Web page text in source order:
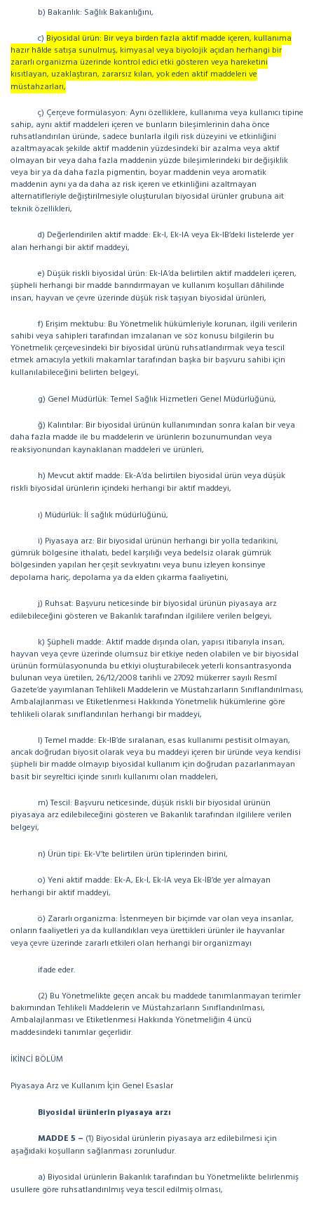
b) Bakanlık: Sağlık Bakanlığını,
c) Biyosidal ürün: Bir veya birden fazla aktif madde içeren, kullanıma
hazır hâlde satışa sunulmuş, kimyasal veya biyolojik açıdan herhangi bir
zararlı organizma üzerinde kontrol edici etki gösteren veya hareketini
kısıtlayan, uzaklaştıran, zararsız kılan, yok eden aktif maddeleri ve
müstahzarları,
ç) Çerçeve formülasyon: Aynı özelliklere, kullanıma veya kullanıcı tipine
sahip, aynı aktif maddeleri içeren ve bunların bileşimlerinin daha önce
ruhsatlandırılan üründe, sadece bunlarla ilgili risk düzeyini ve etkinliğini
azaltmayacak şekilde aktif maddenin yüzdesindeki bir azalma veya aktif
olmayan bir veya daha fazla maddenin yüzde bileşimlerindeki bir değişiklik
veya bir ya da daha fazla pigmentin, boyar maddenin veya aromatik
maddenin aynı ya da daha az risk içeren ve etkinliğini azaltmayan
alternatifleriyle değiştirilmesiyle oluşturulan biyosidal ürünler grubuna ait
teknik özellikleri,
d) Değerlendirilen aktif madde: Ek-I, Ek-IA veya Ek-IB’deki listelerde yer
alan herhangi bir aktif maddeyi,
e) Düşük riskli biyosidal ürün: Ek-IA’da belirtilen aktif maddeleri içeren,
şüpheli herhangi bir madde barındırmayan ve kullanım koşulları dâhilinde
insan, hayvan ve çevre üzerinde düşük risk taşıyan biyosidal ürünleri,
f) Erişim mektubu: Bu Yönetmelik hükümleriyle korunan, ilgili verilerin
sahibi veya sahipleri tarafından imzalanan ve söz konusu bilgilerin bu
Yönetmelik çerçevesindeki bir biyosidal ürünü ruhsatlandırmak veya tescil
etmek amacıyla yetkili makamlar tarafından başka bir başvuru sahibi için
kullanılabileceğini belirten belgeyi,
g) Genel Müdürlük: Temel Sağlık Hizmetleri Genel Müdürlüğünü,
ğ) Kalıntılar: Bir biyosidal ürünün kullanımından sonra kalan bir veya
daha fazla madde ile bu maddelerin ve ürünlerin bozunumundan veya
reaksiyonundan kaynaklanan maddeleri ve ürünleri,
h) Mevcut aktif madde: Ek-A’da belirtilen biyosidal ürün veya düşük
riskli biyosidal ürünlerin içindeki herhangi bir aktif maddeyi,
ı) Müdürlük: İl sağlık müdürlüğünü,
i) Piyasaya arz: Bir biyosidal ürünün herhangi bir yolla tedarikini,
gümrük bölgesine ithalatı, bedel karşılığı veya bedelsiz olarak gümrük
bölgesinden yapılan her çeşit sevkıyatını veya bunu izleyen konsinye
depolama hariç, depolama ya da elden çıkarma faaliyetini,
j) Ruhsat: Başvuru neticesinde bir biyosidal ürünün piyasaya arz
edilebileceğini gösteren ve Bakanlık tarafından ilgililere verilen belgeyi,
k) Şüpheli madde: Aktif madde dışında olan, yapısı itibarıyla insan,
hayvan veya çevre üzerinde olumsuz bir etkiye neden olabilen ve bir biyosidal
ürünün formülasyonunda bu etkiyi oluşturabilecek yeterli konsantrasyonda
bulunan veya üretilen, 26/12/2008 tarihli ve 27092 mükerrer sayılı Resmî
Gazete’de yayımlanan Tehlikeli Maddelerin ve Müstahzarların Sınıflandırılması,
Ambalajlanması ve Etiketlenmesi Hakkında Yönetmelik hükümlerine göre
tehlikeli olarak sınıflandırılan herhangi bir maddeyi,
l) Temel madde: Ek-IB’de sıralanan, esas kullanımı pestisit olmayan,
ancak doğrudan biyosit olarak veya bu maddeyi içeren bir üründe veya kendisi
şüpheli bir madde olmayıp biyosidal kullanım için doğrudan pazarlanmayan
basit bir seyreltici içinde sınırlı kullanımı olan maddeleri,
m) Tescil: Başvuru neticesinde, düşük riskli bir biyosidal ürünün
piyasaya arz edilebileceğini gösteren ve Bakanlık tarafından ilgililere verilen
belgeyi,
n) Ürün tipi: Ek-V’te belirtilen ürün tiplerinden birini,
o) Yeni aktif madde: Ek-A, Ek-I, Ek-IA veya Ek-IB’de yer almayan
herhangi bir aktif maddeyi,
ö) Zararlı organizma: İstenmeyen bir biçimde var olan veya insanlar,
onların faaliyetleri ya da kullandıkları veya ürettikleri ürünler ile hayvanlar
veya çevre üzerinde zararlı etkileri olan herhangi bir organizmayı
ifade eder.
(2) Bu Yönetmelikte geçen ancak bu maddede tanımlanmayan terimler
bakımından Tehlikeli Maddelerin ve Müstahzarların Sınıflandırılması,
Ambalajlanması ve Etiketlenmesi Hakkında Yönetmeliğin 4 üncü
maddesindeki tanımlar geçerlidir.
İKİNCİ BÖLÜM
Piyasaya Arz ve Kullanım İçin Genel Esaslar
Biyosidal ürünlerin piyasaya arzı
MADDE 5 – (1) Biyosidal ürünlerin piyasaya arz edilebilmesi için
aşağıdaki koşulların sağlanması zorunludur.
a) Biyosidal ürünlerin Bakanlık tarafından bu Yönetmelikte belirlenmiş
usullere göre ruhsatlandırılmış veya tescil edilmiş olması,